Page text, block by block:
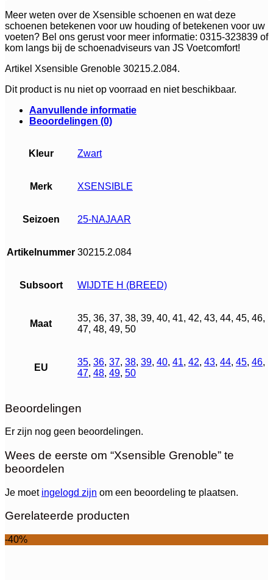
Meer weten over de Xsensible schoenen en wat deze
schoenen betekenen voor uw houding of betekenen voor uw
voeten? Bel ons gerust voor meer informatie: 0315-323839 of
kom langs bij de schoenadviseurs van JS Voetcomfort!
Artikel Xsensible Grenoble 30215.2.084.
Dit product is nu niet op voorraad en niet beschikbaar.
Aanvullende informatie
Beoordelingen (0)
Kleur Zwart
Merk XSENSIBLE
Seizoen 25-NAJAAR
Artikelnummer 30215.2.084
Subsoort WIJDTE H (BREED)
Maat
35, 36, 37, 38, 39, 40, 41, 42, 43, 44, 45, 46,
47, 48, 49, 50
EU
35, 36, 37, 38, 39, 40, 41, 42, 43, 44, 45, 46,
47, 48, 49, 50
Beoordelingen
Er zijn nog geen beoordelingen.
Wees de eerste om “Xsensible Grenoble” te
beoordelen
Je moet ingelogd zijn om een beoordeling te plaatsen.
Gerelateerde producten
-40%